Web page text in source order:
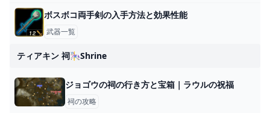
ボスボコ両手剣の入手方法と効果性能
武器一覧
ティアキン 祠🎠shrine
ジョゴウの祠の行き方と宝箱｜ラウルの祝福
祠の攻略